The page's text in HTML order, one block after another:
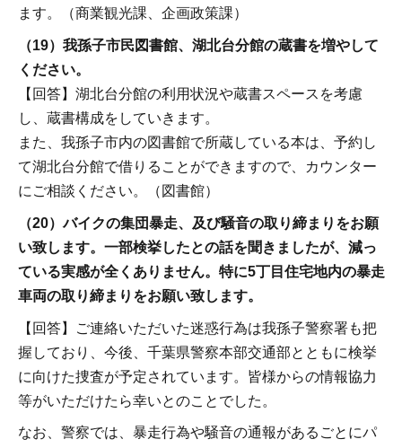
ます。（商業観光課、企画政策課）
（19）我孫子市民図書館、湖北台分館の蔵書を増やして
ください。
【回答】湖北台分館の利用状況や蔵書スペースを考慮
し、蔵書構成をしていきます。
また、我孫子市内の図書館で所蔵している本は、予約し
て湖北台分館で借りることができますので、カウンター
にご相談ください。（図書館）
（20）バイクの集団暴走、及び騒音の取り締まりをお願
い致します。一部検挙したとの話を聞きましたが、減っ
ている実感が全くありません。特に5丁目住宅地内の暴走
車両の取り締まりをお願い致します。
【回答】ご連絡いただいた迷惑行為は我孫子警察署も把
握しており、今後、千葉県警察本部交通部とともに検挙
に向けた捜査が予定されています。皆様からの情報協力
等がいただけたら幸いとのことでした。
なお、警察では、暴走行為や騒音の通報があるごとにパ